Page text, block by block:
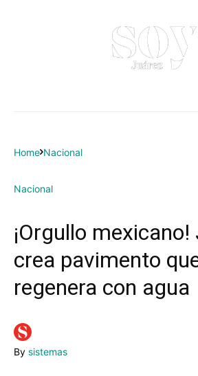
Home Nacional
Nacional
¡Orgullo mexicano!
crea pavimento
regenera con agua
By sistemas